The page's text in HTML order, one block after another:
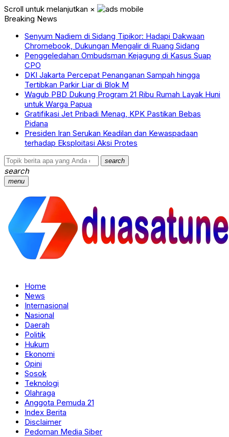
Scroll untuk melanjutkan ×
Breaking News
Senyum Nadiem di Sidang Tipikor: Hadapi Dakwaan
Chromebook, Dukungan Mengalir di Ruang Sidang
Penggeledahan Ombudsman Kejagung di Kasus Suap
CPO
DKI Jakarta Percepat Penanganan Sampah hingga
Tertibkan Parkir Liar di Blok M
Wagub PBD Dukung Program 21 Ribu Rumah Layak Huni
untuk Warga Papua
Gratifikasi Jet Pribadi Menag, KPK Pastikan Bebas
Pidana
Presiden Iran Serukan Keadilan dan Kewaspadaan
terhadap Eksploitasi Aksi Protes
search
search
menu
Home
News
Internasional
Nasional
Daerah
Politik
Hukum
Ekonomi
Opini
Sosok
Teknologi
Olahraga
Anggota Pemuda 21
Index Berita
Disclaimer
Pedoman Media Siber